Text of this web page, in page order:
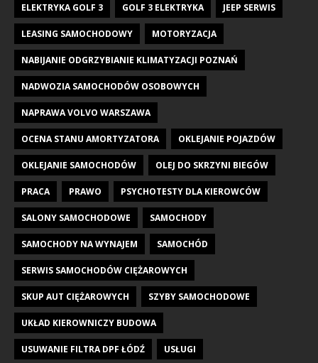
ELEKTRYKA GOLF 3 GOLF 3 ELEKTRYKA JEEP SERWIS
LEASING SAMOCHODOWY MOTORYZACJA
NABIJANIE ODGRZYBIANIE KLIMATYZACJI POZNAŃ
NADWOZIA SAMOCHODÓW OSOBOWYCH
NAPRAWA VOLVO WARSZAWA
OCENA STANU AMORTYZATORA OKLEJANIE POJAZDÓW
OKLEJANIE SAMOCHODÓW OLEJ DO SKRZYNI BIEGÓW
PRACA PRAWO PSYCHOTESTY DLA KIEROWCÓW
SALONY SAMOCHODOWE SAMOCHODY
SAMOCHODY NA WYNAJEM SAMOCHÓD
SERWIS SAMOCHODÓW CIĘŻAROWYCH
SKUP AUT CIĘŻAROWYCH SZYBY SAMOCHODOWE
UKŁAD KIEROWNICZY BUDOWA
USUWANIE FILTRA DPF ŁÓDŹ USŁUGI